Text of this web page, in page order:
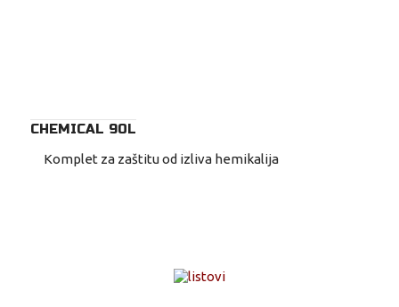
CHEMICAL 90L
Komplet za zaštitu od izliva hemikalija